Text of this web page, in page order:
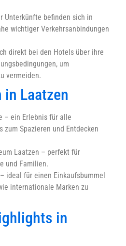
Unterkünfte befinden sich in
wichtiger Verkehrsanbindungen
direkt bei den Hotels über ihre
um
vermeiden.
Laatzen
– ein Erlebnis für alle
zum Spazieren und Entdecken
Laatzen – perfekt für
und Familien.
ideal für einen Einkaufsbummel
internationale Marken zu
in